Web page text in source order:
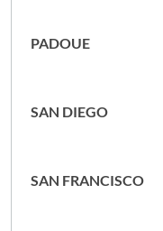
PADOUE
SAN DIEGO
SAN FRANCISCO